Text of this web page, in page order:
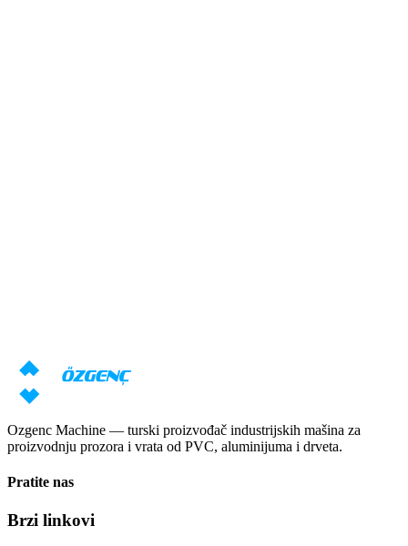
Zatraži cenu Preuzmi katalog
Ozgenc Machine — turski proizvođač industrijskih mašina za
proizvodnju prozora i vrata od PVC, aluminijuma i drveta.
Pratite nas
Brzi linkovi